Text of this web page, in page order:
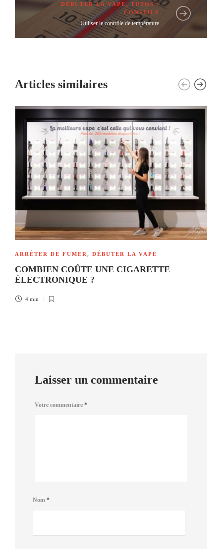
DÉBUTER LA VAPE, TUTOS /
CONSEILS
Utiliser le contrôle de température
Articles similaires
ARRÊTER DE FUMER , DÉBUTER LA VAPE
COMBIEN COÛTE UNE CIGARETTE
ÉLECTRONIQUE ?
4 min
Laisser un commentaire
Votre commentaire *
Nom *